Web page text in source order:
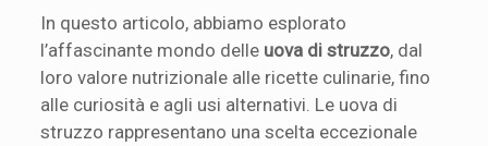
In questo articolo, abbiamo esplorato
l’affascinante mondo delle uova di struzzo, dal
loro valore nutrizionale alle ricette culinarie, fino
alle curiosità e agli usi alternativi. Le uova di
struzzo rappresentano una scelta eccezionale